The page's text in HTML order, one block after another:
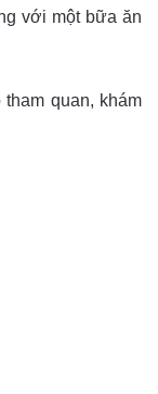
với một bữa ăn
quan, khám